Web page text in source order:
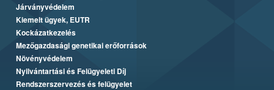
Járványvédelem
Kiemelt ügyek, EUTR
Kockázatkezelés
Mezőgazdasági genetikai erőforrások
Növényvédelem
Nyilvántartási és Felügyeleti Díj
Rendszerszervezés és felügyelet